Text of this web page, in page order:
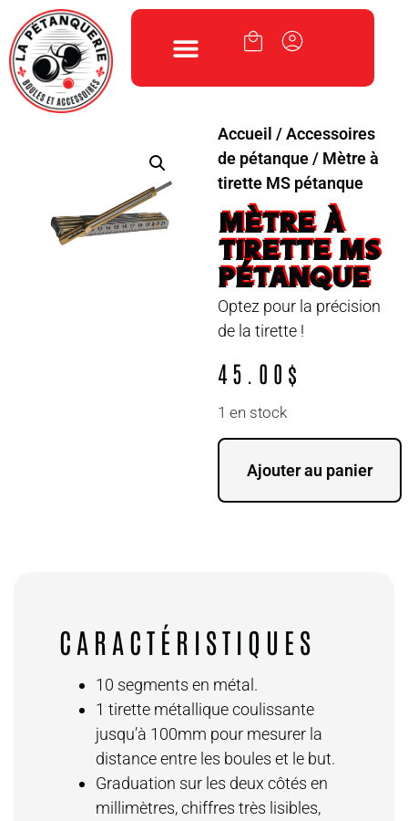
Accueil /Accessoires
de pétanque/ Mètre à
tirette MS pétanque
MÈTRE À
TIRETTE MS
PÉTANQUE
Optez pour la précision
de la tirette !
45.00 $
1 en stock
Ajouter au panier
CARACTÉRISTIQUES
10 segments en métal.
1 tirette métallique coulissante
jusqu’à 100mm pour mesurer la
distance entre les boules et le but.
Graduation sur les deux côtés en
millimètres, chiffres très lisibles,